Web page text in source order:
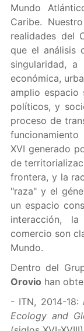
Mundo
Caribe.
realidades del
que el análisis
singularidad,
económica,
amplio espacio
políticos, y
proceso de
XVI generado
de
frontera, y la
"raza" y el
un espacio
interacción,
comercio son
Mundo.
Dentro del
Orovio han
- ITN, 2014-18:
Ecology and